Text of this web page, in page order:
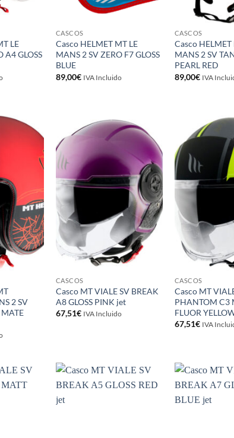
LE
A4 GLOSS
CASCOS
Casco HELMET MT LE
MANS 2 SV ZERO F7 GLOSS
BLUE
89,00€ IVA Incluido
CASCOS
Casco HELMET
MANS 2 SV
PEARL RED
89,00€ IVA
2 SV
Añadir
lista de
deseos
CASCOS
Casco MT VIALE SV BREAK
A8 GLOSS PINK jet
67,51€ IVA Incluido
CASCOS
Casco MT
PHANTOM C3
FLUOR
67,51€ IVA